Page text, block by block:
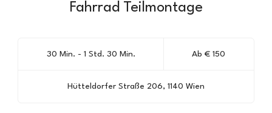
Fahrrad Teilmontage
30 Min. - 1 Std. 30 Min. Ab € 150
Hütteldorfer Straße 206, 1140 Wien